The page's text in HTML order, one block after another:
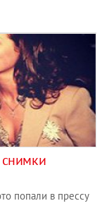
снимки
попали в прессу